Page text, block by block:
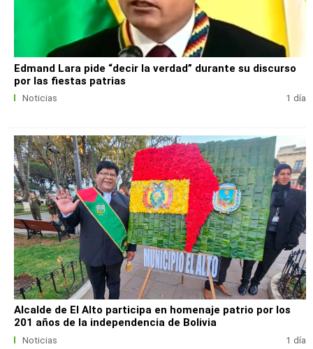
Edmand Lara pide “decir la verdad” durante su discurso
por las fiestas patrias
Noticias 1 día
Alcalde de El Alto participa en homenaje patrio por los
201 años de la independencia de Bolivia
Noticias 1 día